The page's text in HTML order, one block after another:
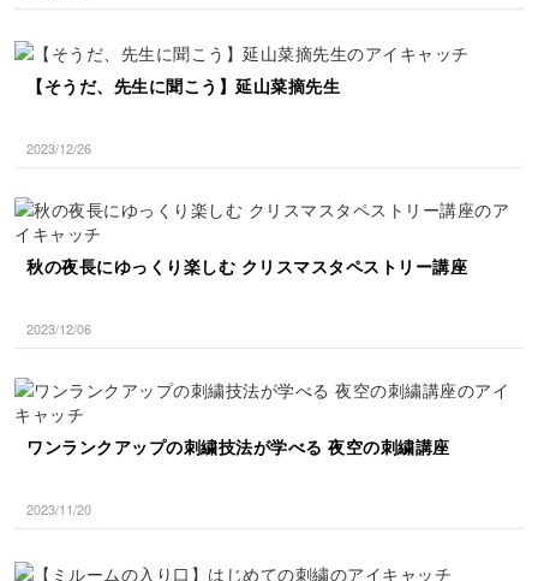
【そうだ、先生に聞こう】延山菜摘先生
2023/12/26
秋の夜長にゆっくり楽しむ クリスマスタペストリー講座
2023/12/06
ワンランクアップの刺繍技法が学べる 夜空の刺繍講座
2023/11/20